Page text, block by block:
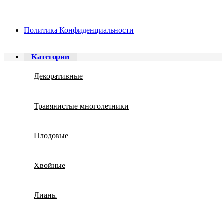
Политика Конфиденциальности
Категории
Декоративные
Травянистые многолетники
Плодовые
Хвойные
Лианы